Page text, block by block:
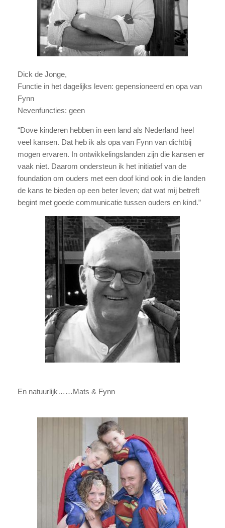
Dick de Jonge,
Functie in het dagelijks leven: gepensioneerd en opa van
Fynn
Nevenfuncties: geen
“Dove kinderen hebben in een land als Nederland heel
veel kansen. Dat heb ik als opa van Fynn van dichtbij
mogen ervaren. In ontwikkelingslanden zijn die kansen er
vaak niet. Daarom ondersteun ik het initiatief van de
foundation om ouders met een doof kind ook in die landen
de kans te bieden op een beter leven; dat wat mij betreft
begint met goede communicatie tussen ouders en kind.”
En natuurlijk……Mats & Fynn